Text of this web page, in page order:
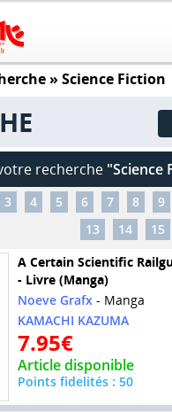
» Science Fiction
recherche "Science
3 4 5 6 7 8 9
13
14 15
A Certain Scientific
- Livre (Manga)
Noeve Grafx- Manga
KAMACHI KAZUMA
7.95€
Article disponible
Points fidelités : 50